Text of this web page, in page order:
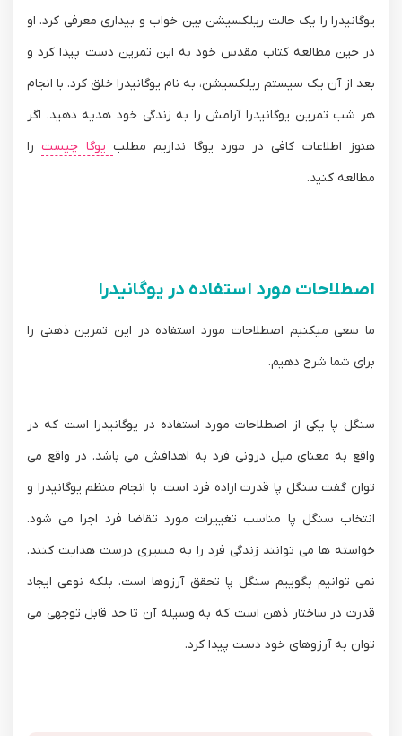
یوگانیدرا را یک حالت ریلکسیشن بین خواب و بیداری معرفی کرد. او
در حین مطالعه کتاب مقدس خود به این تمرین دست پیدا کرد و
بعد از آن یک سیستم ریلکسیشن، به نام یوگانیدرا خلق کرد. با انجام
هر شب تمرین یوگانیدرا آرامش را به زندگی خود هدیه دهید. اگر
هنوز اطلاعات کافی در مورد یوگا نداریم مطلب یوگا چیسترا
مطالعه کنید.
اصطلاحات مورد استفاده در یوگانیدرا
ما سعی میکنیم اصطلاحات مورد استفاده در این تمرین ذهنی را
برای شما شرح دهیم.
سنگل پا یکی از اصطلاحات مورد استفاده در یوگانیدرا است که در
واقع به معنای میل درونی فرد به اهدافش می باشد. در واقع می
توان گفت سنگل پا قدرت اراده فرد است. با انجام منظم یوگانیدرا و
انتخاب سنگل پا مناسب تغییرات مورد تقاضا فرد اجرا می شود.
خواسته ها می توانند زندگی فرد را به مسیری درست هدایت کنند.
نمی توانیم بگوییم سنگل پا تحقق آرزوها است. بلکه نوعی ایجاد
قدرت در ساختار ذهن است که به وسیله آن تا حد قابل توجهی می
توان به آرزوهای خود دست پیدا کرد.